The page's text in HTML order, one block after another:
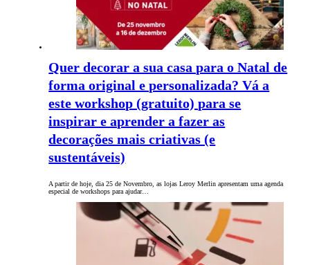
Quer decorar a sua casa para o Natal de
forma original e personalizada? Vá a
este workshop (gratuito) para se
inspirar e aprender a fazer as
decorações mais criativas (e
sustentáveis)
A partir de hoje, dia 25 de Novembro, as lojas Leroy Merlin apresentam uma agenda
especial de workshops para ajudar…